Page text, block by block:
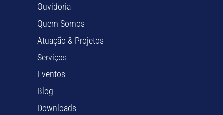
Ouvidoria
Quem Somos
Atuação & Projetos
Serviços
Eventos
Blog
Downloads